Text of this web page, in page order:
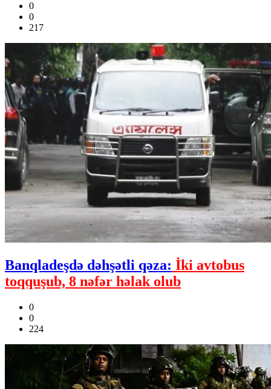
0
0
217
Banqladeşdə dəhşətli qəza: İki avtobus
toqquşub, 8 nəfər həlak olub
0
0
224